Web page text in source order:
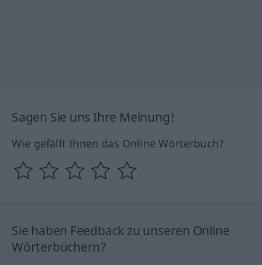
Sagen Sie uns Ihre Meinung!
Wie gefällt Ihnen das Online Wörterbuch?
Sie haben Feedback zu unseren Online
Wörterbüchern?